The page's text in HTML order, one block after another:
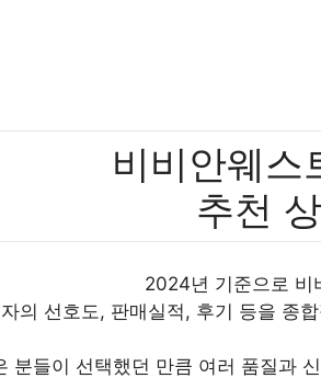
비비안웨스
추천
2024년 기준으로 비
의 선호도, 판매실적, 후기 등을 종
분들이 선택했던 만큼 여러 품질과